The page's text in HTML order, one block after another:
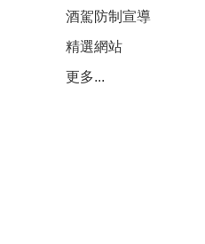
酒駕防制宣導
精選網站
更多...